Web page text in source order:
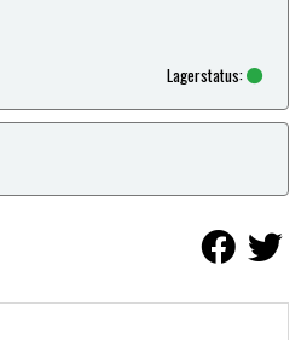
Lagerstatus: